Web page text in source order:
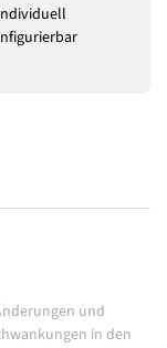
und
in den